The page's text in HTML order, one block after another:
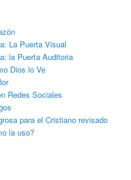
La Puerta Visual
la Puerta Auditoria
Dios lo Ve
Redes Sociales
para el Cristiano revisado
la uso?